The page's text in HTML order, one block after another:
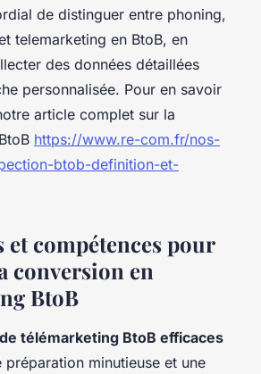
de distinguer entre phoning,
telemarketing en BtoB, en
des données détaillées
personnalisée. Pour en savoir
article complet sur la
https://www.re-com.fr/nos-
btob-definition-et-
et compétences pour
conversion en
BtoB
télémarketing BtoB efficaces
préparation minutieuse et une